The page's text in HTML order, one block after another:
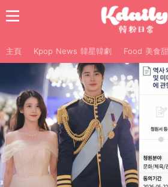
主頁 Kpop News 韓星韓劇 Food 美食